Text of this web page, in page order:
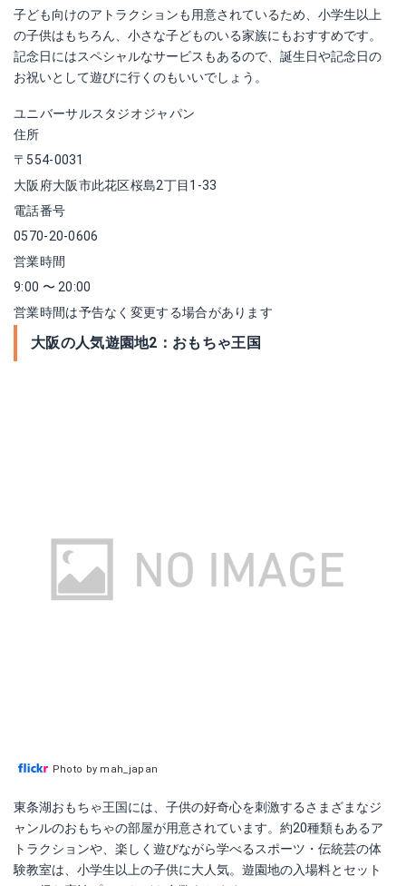
子ども向けのアトラクションも用意されているため、小学生以上
の子供はもちろん、小さな子どものいる家族にもおすすめです。
記念日にはスペシャルなサービスもあるので、誕生日や記念日の
お祝いとして遊びに行くのもいいでしょう。
ユニバーサルスタジオジャパン
住所
〒554-0031
大阪府大阪市此花区桜島2丁目1-33
電話番号
0570-20‐0606
営業時間
9:00 〜 20:00
営業時間は予告なく変更する場合があります
大阪の人気遊園地2：おもちゃ王国
Photo by mah_japan
東条湖おもちゃ王国には、子供の好奇心を刺激するさまざまなジ
ャンルのおもちゃの部屋が用意されています。約20種類もあるア
トラクションや、楽しく遊びながら学べるスポーツ・伝統芸の体
験教室は、小学生以上の子供に大人気。遊園地の入場料とセット